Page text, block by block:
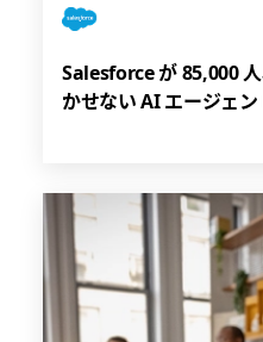
Salesforce が 85,000
かせない AI エージェ